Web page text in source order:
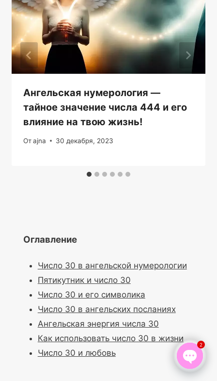
Ангельская нумерология —
тайное значение числа 444 и его
влияние на твою жизнь!
Отajna 30 декабря, 2023
Оглавление
Число 30 в ангельской нумерологии
Пятикутник и число 30
Число 30 и его символика
Число 30 в ангельских посланиях
Ангельская энергия числа 30
Как использовать число 30 в жизни
Число 30 и любовь
Open
2